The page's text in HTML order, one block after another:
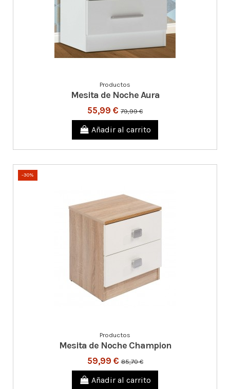
Productos
Mesita de Noche Aura
55,99 € 79,99 €
Añadir al carrito
-30%
Productos
Mesita de Noche Champion
59,99 €85,70 €
Añadir al carrito